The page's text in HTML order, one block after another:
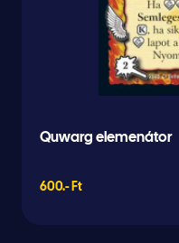
Quwarg elemenátor
600.- Ft